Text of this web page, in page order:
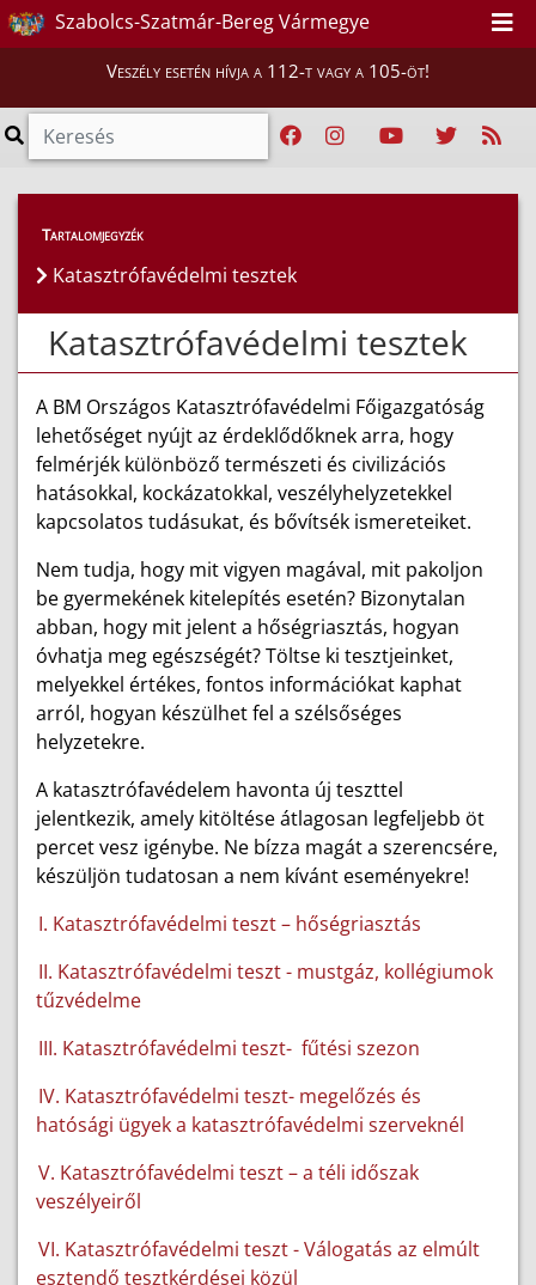
Szabolcs-Szatmár-Bereg Vármegye
Veszély esetén hívja a 112-t vagy a 105-öt!
Lakosság >
Tartalomjegyzék
Katasztrófavédelmi tesztek
Katasztrófavédelmi tesztek
A BM Országos Katasztrófavédelmi Főigazgatóság
lehetőséget nyújt az érdeklődőknek arra, hogy
felmérjék különböző természeti és civilizációs
hatásokkal, kockázatokkal, veszélyhelyzetekkel
kapcsolatos tudásukat, és bővítsék ismereteiket.
Nem tudja, hogy mit vigyen magával, mit pakoljon
be gyermekének kitelepítés esetén? Bizonytalan
abban, hogy mit jelent a hőségriasztás, hogyan
óvhatja meg egészségét? Töltse ki tesztjeinket,
melyekkel értékes, fontos információkat kaphat
arról, hogyan készülhet fel a szélsőséges
helyzetekre.
A katasztrófavédelem havonta új teszttel
jelentkezik, amely kitöltése átlagosan legfeljebb öt
percet vesz igénybe. Ne bízza magát a szerencsére,
készüljön tudatosan a nem kívánt eseményekre!
I. Katasztrófavédelmi teszt – hőségriasztás
II. Katasztrófavédelmi teszt - mustgáz, kollégiumok
tűzvédelme
III. Katasztrófavédelmi teszt- fűtési szezon
IV. Katasztrófavédelmi teszt- megelőzés és
hatósági ügyek a katasztrófavédelmi szerveknél
V. Katasztrófavédelmi teszt – a téli időszak
veszélyeiről
VI. Katasztrófavédelmi teszt - Válogatás az elmúlt
esztendő tesztkérdései közül